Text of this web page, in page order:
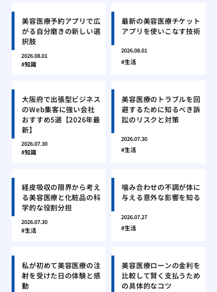
美容医療予約アプリで広
がる自分磨きの新しい選
択肢
2026.08.01
知識
最新の美容医療チケット
アプリを使いこなす技術
2026.08.01
生活
大阪府で出張型ビジネス
のWeb集客に強い会社
おすすめ5選【2026年最
新】
2026.07.30
知識
美容医療のトラブルを回
避するために知るべき訴
訟のリスクと対策
2026.07.30
生活
経皮吸収の限界から考え
る美容医療と化粧品の科
学的な役割分担
2026.07.30
生活
噛み合わせの不調が体に
与える意外な影響を知る
2026.07.27
生活
私が初めて美容医療の注
射を受けた日の体験と感
動
美容医療ローンの金利を
比較して賢く支払うため
の具体的なコツ